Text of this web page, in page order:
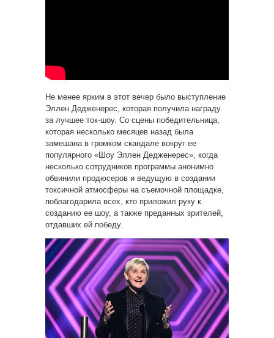
Не менее ярким в этот вечер было выступление
Эллен Дедженерес, которая получила награду
за лучшее ток-шоу. Со сцены победительница,
которая несколько месяцев назад была
замешана в громком скандале вокруг ее
популярного «Шоу Эллен Дедженерес», когда
несколько сотрудников программы анонимно
обвинили продюсеров и ведущую в создании
токсичной атмосферы на съемочной площадке,
поблагодарила всех, кто приложил руку к
созданию ее шоу, а также преданных зрителей,
отдавших ей победу.